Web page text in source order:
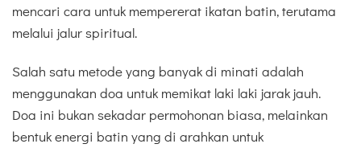
mencari cara untuk mempererat ikatan batin, terutama
melalui jalur spiritual.
Salah satu metode yang banyak di minati adalah
menggunakan doa untuk memikat laki laki jarak jauh.
Doa ini bukan sekadar permohonan biasa, melainkan
bentuk energi batin yang di arahkan untuk